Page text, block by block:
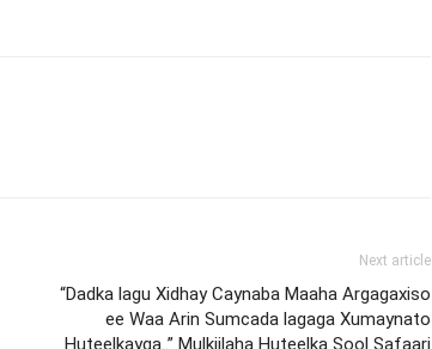
Next article
“Dadka lagu Xidhay Caynaba Maaha Argagaxiso
ee Waa Arin Sumcada lagaga Xumaynato
Huteelkayga..” Mulkiilaha Huteelka Sool Safaari